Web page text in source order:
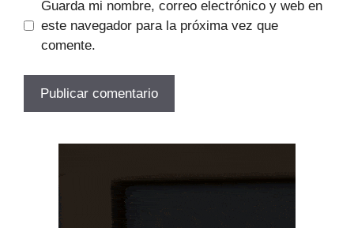
Guarda mi nombre, correo electrónico y web en
este navegador para la próxima vez que
comente.